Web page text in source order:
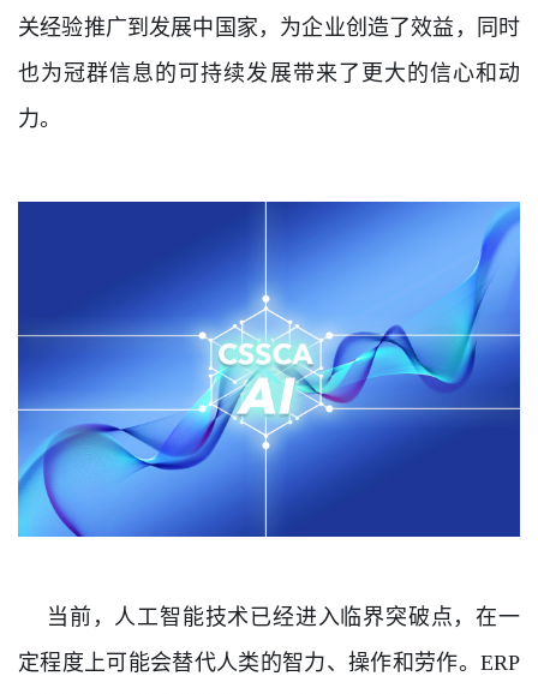
关经验推广到发展中国家，为企业创造了效益，同时
也为冠群信息的可持续发展带来了更大的信心和动
力。
当前，人工智能技术已经进入临界突破点，在一
定程度上可能会替代人类的智力、操作和劳作。ERP